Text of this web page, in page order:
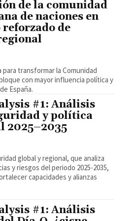
de la comunidad
de naciones en
de
transformar la Comunidad
con mayor influencia política y
España.
#1: Análisis
y política
2025–2035
global y regional, que analiza
y riesgos del periodo 2025-2035,
capacidades y alianzas
#1: Análisis